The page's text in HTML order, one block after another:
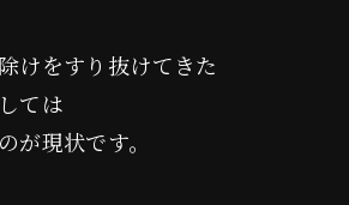
けをすり抜けてきた
ては
のが現状です。